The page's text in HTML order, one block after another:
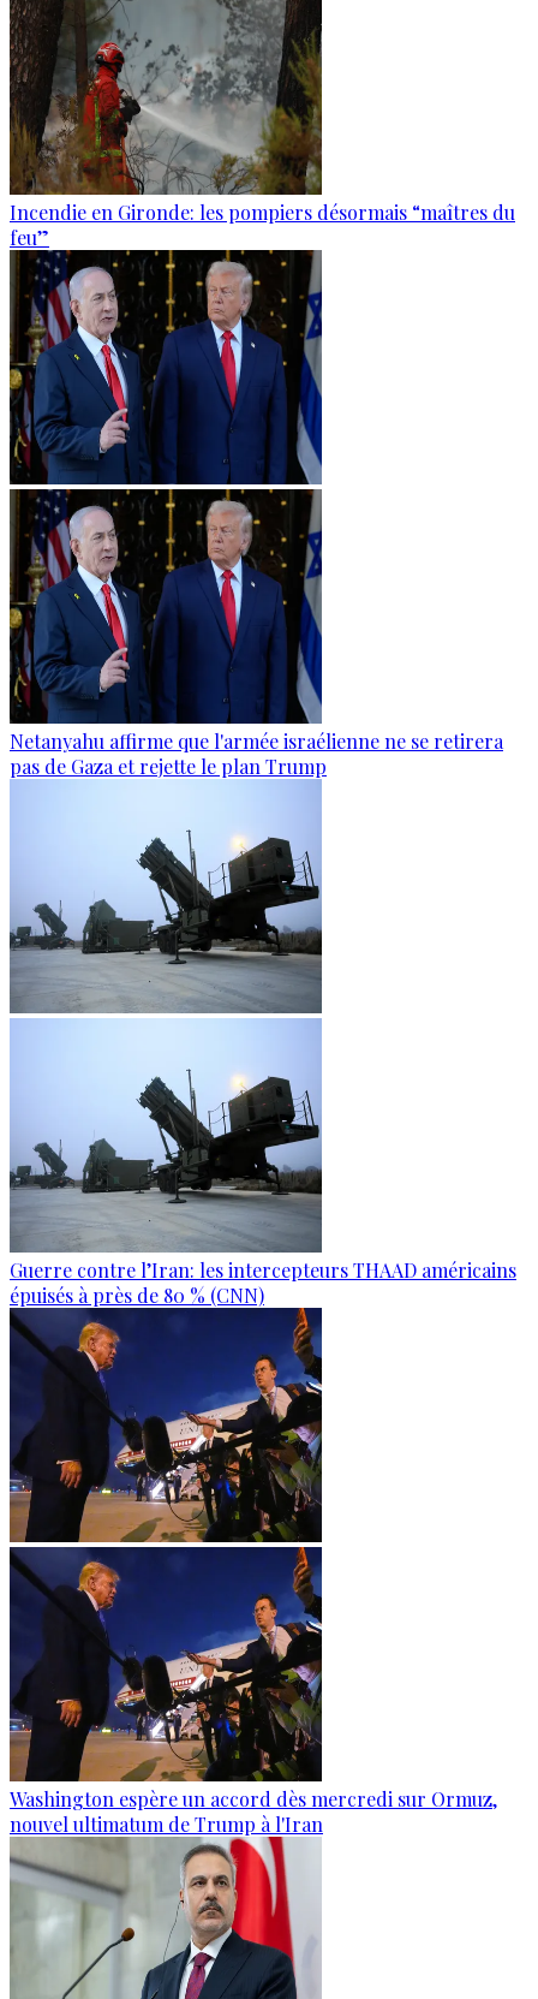
Incendie en Gironde: les pompiers désormais “maîtres du
feu”
Netanyahu affirme que l'armée israélienne ne se retirera
pas de Gaza et rejette le plan Trump
Guerre contre l’Iran: les intercepteurs THAAD américains
épuisés à près de 80 % (CNN)
Washington espère un accord dès mercredi sur Ormuz,
nouvel ultimatum de Trump à l'Iran